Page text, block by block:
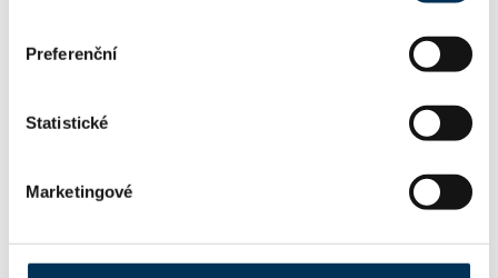
Preferenční
Statistické
Marketingové
KONTAKT
Email: